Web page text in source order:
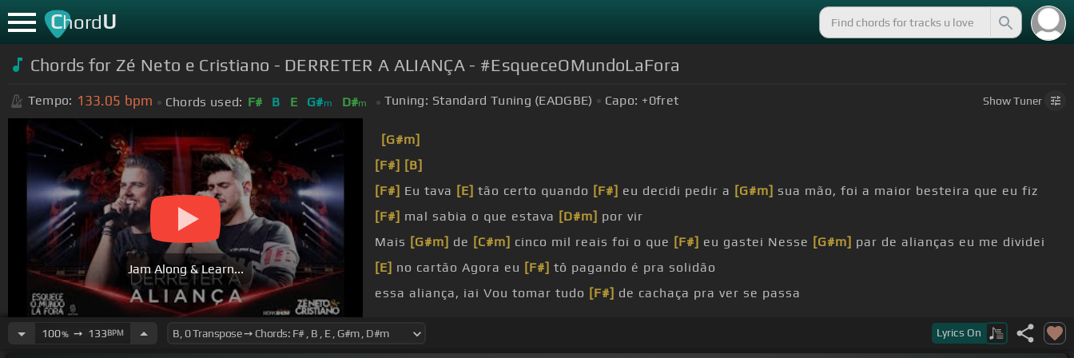
ChordU
Chords for Zé Neto e Cristiano - DERRETER A ALIANÇA - #EsqueceOMundoLaFora
Tempo: 133.05 bpm Chords used: F# B E G#m D#m Tuning: Standard Tuning (EADGBE) Capo: +0fret ShowTuner
Jam Along & Learn...
[G#m]
[F#] [B]
[F#] Eu tava [E] tão certo quando [F#] eu decidi pedir a [G#m] sua mão, foi a maior besteira que eu fiz
[F#] mal sabia o que estava [D#m] por vir
Mais [G#m] de [C#m] cinco mil reais foi o que [F#] eu gastei Nesse [G#m] par de alianças eu me dividei
[E] no cartão Agora eu [F#] tô pagando é pra solidão
essa aliança, iai Vou tomar tudo [F#] de cachaça pra ver se passa
100%➙ 133BPM Lyrics On